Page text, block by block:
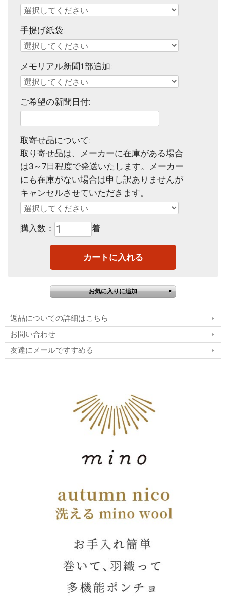
手提げ紙袋:
メモリアル新聞1部追加:
ご希望の新聞日付:
取寄せ品について:
取り寄せ品は、メーカーに在庫がある場合
は3～7日程度で発送いたします。メーカー
にも在庫がない場合は申し訳ありませんが
キャンセルさせていただきます。
購入数： 着
返品についての詳細はこちら
お問い合わせ
友達にメールですすめる